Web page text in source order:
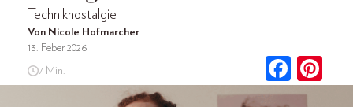
Techniknostalgie
Von Nicole Hofmarcher
13. Feber 2026
7 Min.